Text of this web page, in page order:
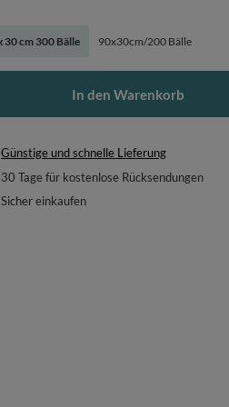
30 cm 300 Bälle 90x30cm/200 Bälle
In den Warenkorb
Günstige und schnelle Lieferung
30 Tage für kostenlose Rücksendungen
Sicher einkaufen